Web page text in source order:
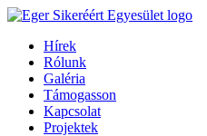
Hírek
Rólunk
Galéria
Támogasson
Kapcsolat
Projektek